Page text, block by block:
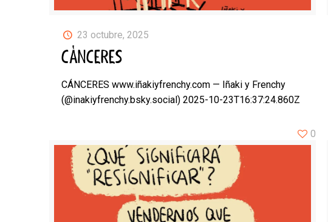
23 octubre, 2025
CÁNCERES
CÁNCERES www.iñakiyfrenchy.com — Iñaki y Frenchy
(@inakiyfrenchy.bsky.social) 2025-10-23T16:37:24.860Z
0